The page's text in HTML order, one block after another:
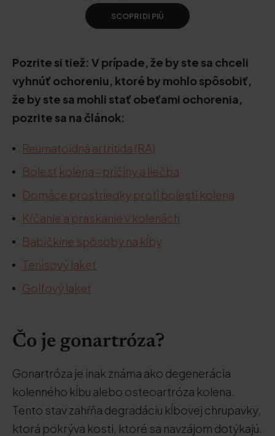
SCOPRI DI PIÙ
Pozrite si tiež: V prípade, že by ste sa chceli
vyhnúť ochoreniu, ktoré by mohlo spôsobiť,
že by ste sa mohli stať obeťami ochorenia,
pozrite sa na článok:
Reumatoidná artritída (RA)
Bolesť kolena - príčiny a liečba
Domáce prostriedky proti bolesti kolena
Kŕčanie a praskanie v kolenách
Babičkine spôsoby na kĺby
Tenisový lakeť
Golfový lakeť
Čo je gonartróza?
Gonartróza je inak známa ako degenerácia
kolenného kĺbu alebo osteoartróza kolena.
Tento stav zahŕňa degradáciu kĺbovej chrupavky,
ktorá pokrýva kosti, ktoré sa navzájom dotýkajú.